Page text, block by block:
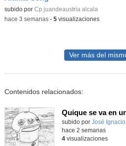
Contenido educativo.
subido por Cp juandeaustria alcala
-hace 3 semanas- 5visualizaciones
Ver más del
Contenidos relacionados:
Quique se va en
Contenido educativo.
subido por José Ignacio
hace 2 semanas
4visualizaciones